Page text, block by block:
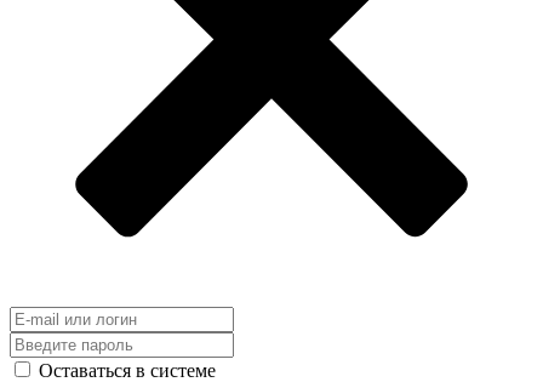
Оставаться в системе